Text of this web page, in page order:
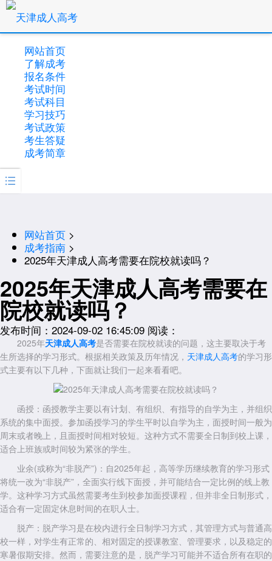
网站首页
了解成考
报名条件
考试时间
考试科目
学习技巧
考试政策
考生答疑
成考简章

网站首页 >
成考指南 >
2025年天津成人高考需要在院校就读吗？
2025年天津成人高考需要在
院校就读吗？
发布时间：2024-09-02 16:45:09 阅读：
2025年天津成人高考是否需要在院校就读的问题，这主要取决于考
生所选择的学习形式。根据相关政策及历年情况， 天津成人高考的学习形
式主要有以下几种，下面就让我们一起来看看吧。
函授：函授教学主要以有计划、有组织、有指导的自学为主，并组织
系统的集中面授。参加函授学习的学生平时以自学为主，面授时间一般为
周末或者晚上，且面授时间相对较短。这种方式不需要全日制到校上课，
适合上班族或时间较为紧张的学生。
业余(或称为“非脱产”)：自2025年起，高等学历继续教育的学习形式
将统一改为“非脱产”，全面实行线下面授，并可能结合一定比例的线上教
学。这种学习方式虽然需要考生到校参加面授课程，但并非全日制形式，
适合有一定固定休息时间的在职人士。
脱产：脱产学习是在校内进行全日制学习方式，其管理方式与普通高
校一样，对学生有正常的、相对固定的授课教室、管理要求，以及稳定的
寒暑假期安排。然而，需要注意的是，脱产学习可能并不适合所有在职的